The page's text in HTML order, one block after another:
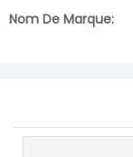
Nom De Marque: